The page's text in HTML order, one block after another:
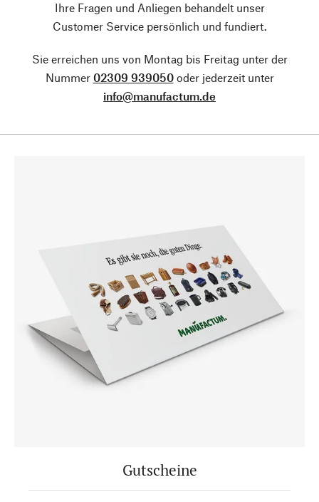
Ihre Fragen und Anliegen behandelt unser
Customer Service persönlich und fundiert.
Sie erreichen uns von Montag bis Freitag unter der
Nummer 02309 939050oder jederzeit unter
info@manufactum.de
Gutscheine